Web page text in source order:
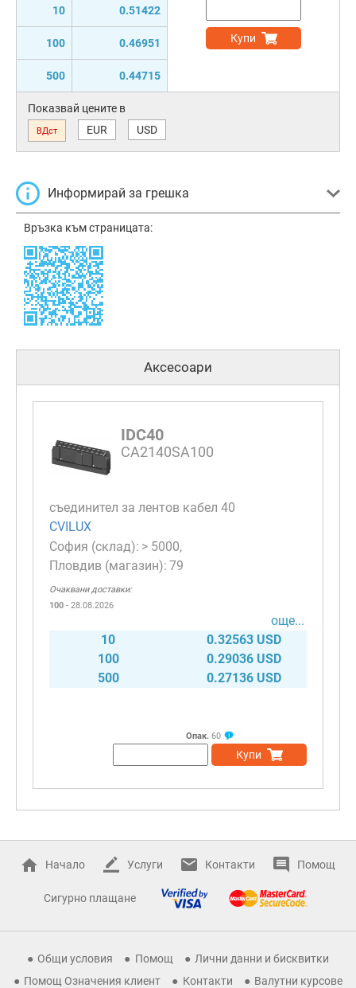
10 0.51422
100 0.46951
500 0.44715
Купи
Показвай цените в
ВДст EUR USD
Информирай за грешка
Връзка към страницата:
Аксесоари
IDC40
CA2140SA100
съединител за лентов кабел 40
CVILUX
> 5000
79
Очаквани доставки:
100 - 28.08.2026
още...
10
0.32563 USD
100
0.29036 USD
500
0.27136 USD
Опак. 60
Купи
Начало Услуги Контакти Помощ
Сигурно плащане
Общи условия Помощ
Лични данни и бисквитки
Помощ Означения клиент
Контакти Валутни курсове